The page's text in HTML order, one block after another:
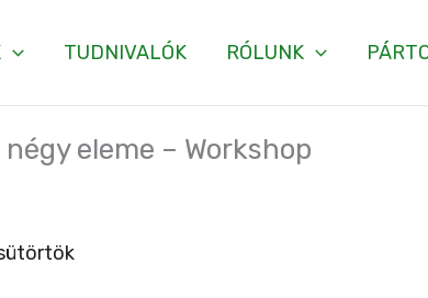
TUDNIVALÓK RÓLUNK
eleme – Workshop